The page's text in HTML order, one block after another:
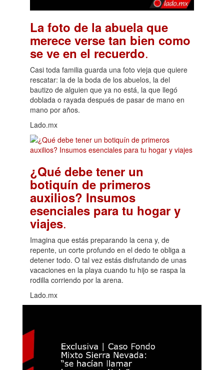
La foto de la abuela que
merece verse tan bien como
se ve en el recuerdo.
Casi toda familia guarda una foto vieja que quiere
rescatar: la de la boda de los abuelos, la del
bautizo de alguien que ya no está, la que llegó
doblada o rayada después de pasar de mano en
mano por años.
Lado.mx
¿Qué debe tener un
botiquín de primeros
auxilios? Insumos
esenciales para tu hogar y
viajes.
Imagina que estás preparando la cena y, de
repente, un corte profundo en el dedo te obliga a
detener todo. O tal vez estás disfrutando de unas
vacaciones en la playa cuando tu hijo se raspa la
rodilla corriendo por la arena.
Lado.mx